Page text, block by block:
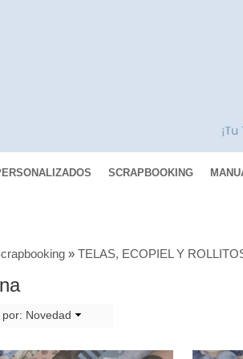
SCRAPBOOKING
»TELAS, ECOPIEL Y
Novedad